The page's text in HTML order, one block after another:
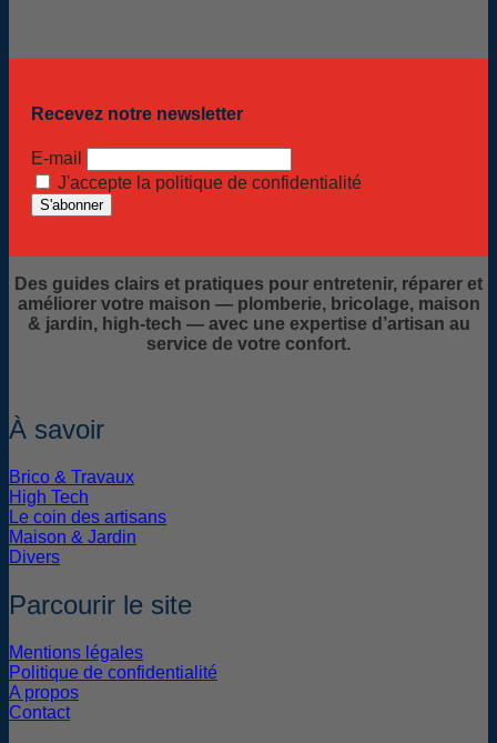
Recevez notre newsletter
E-mail
J'accepte la politique de confidentialité
Des guides clairs et pratiques pour entretenir, réparer et
améliorer votre maison — plomberie, bricolage, maison
& jardin, high-tech — avec une expertise d’artisan au
service de votre confort.
À savoir
Brico & Travaux
High Tech
Le coin des artisans
Maison & Jardin
Divers
Parcourir le site
Mentions légales
Politique de confidentialité
A propos
Contact